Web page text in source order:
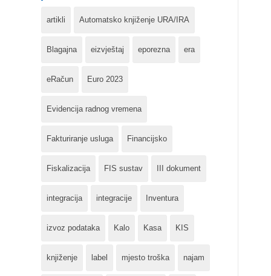
artikli Automatsko knjiženje URA/IRA
Blagajna eizvještaj eporezna era
eRačun Euro 2023
Evidencija radnog vremena
Fakturiranje usluga Financijsko
Fiskalizacija FIS sustav III dokument
integracija integracije Inventura
izvoz podataka Kalo Kasa KIS
knjiženje label mjesto troška najam